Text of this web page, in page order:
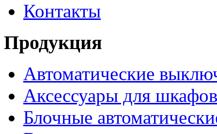
Контакты
Продукция
Автоматические
Аксессуары для
Блочные